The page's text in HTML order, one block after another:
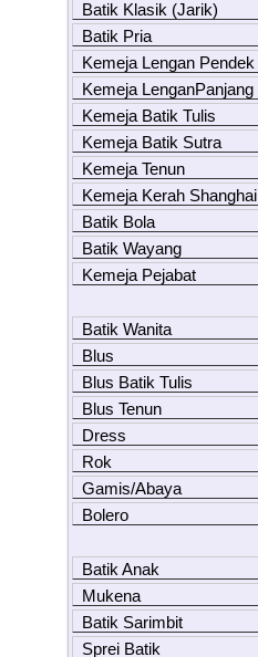
Batik Klasik (Jarik)
Batik Pria
Kemeja Lengan Pendek
Kemeja LenganPanjang
Kemeja Batik Tulis
Kemeja Batik Sutra
Kemeja Tenun
Kemeja Kerah Shanghai
Batik Bola
Batik Wayang
Kemeja Pejabat
Batik Wanita
Blus
Blus Batik Tulis
Blus Tenun
Dress
Rok
Gamis/Abaya
Bolero
Batik Anak
Mukena
Batik Sarimbit
Sprei Batik